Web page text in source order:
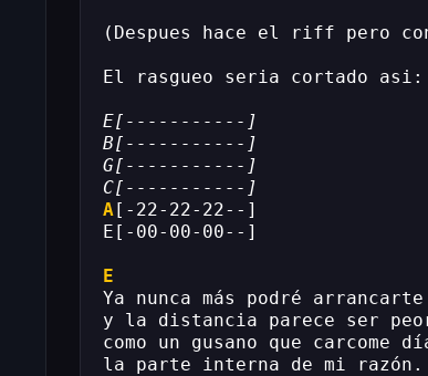
(Despues hace el riff pero
El rasgueo seria cortado asi:
E[-----------]
B[-----------]
G[-----------]
C[-----------]
A[-22-22-22--]
E[-00-00-00--]
E
Ya nunca más podré
y la distancia parece ser
como un gusano que carcome
la parte interna de mi razón.